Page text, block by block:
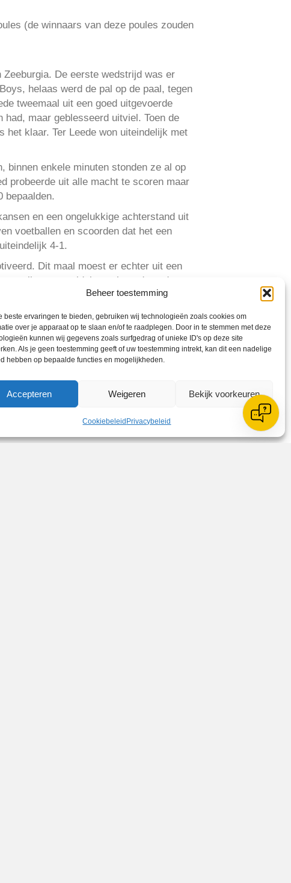
Beheer toestemming
beste ervaringen te bieden, gebruiken wij technologieën zoals cookies om
over je apparaat op te slaan en/of te raadplegen. Door in te stemmen met deze
kunnen wij gegevens zoals surfgedrag of unieke ID's op deze site
Als je geen toestemming geeft of uw toestemming intrekt, kan dit een nadelige
hebben op bepaalde functies en mogelijkheden.
Accepteren Weigeren Bekijk voorkeuren
Cookiebeleid Privacybeleid
(de winnaars van deze poules zouden
De eerste wedstrijd was er
helaas werd de pal op de paal, tegen
tweemaal uit een goed uitgevoerde
maar geblesseerd uitviel. Toen de
het klaar. Ter Leede won uiteindelijk met
binnen enkele minuten stonden ze al op
probeerde uit alle macht te scoren maar
bepaalden.
en een ongelukkige achterstand uit
voetballen en scoorden dat het een
4-1.
Dit maal moest er echter uit een
een veldslag geleverd werd.
teveel achteruit gelopen en werd één
de fysieke kracht goed weerstand
en Ter Leede. Het team van Reiger
het deelnemersveld van 40 ploegen is
lekkere gevoetbald, veel geleerd en zijn